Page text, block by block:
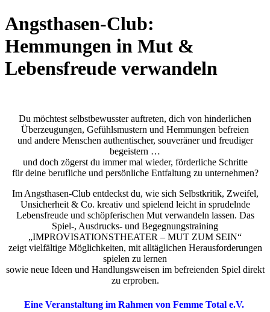
Angsthasen-Club:
Hemmungen in Mut &
Lebensfreude verwandeln
Du möchtest selbstbewusster auftreten, dich von hinderlichen
Überzeugungen, Gefühlsmustern und Hemmungen befreien
und andere Menschen authentischer, souveräner und freudiger
begeistern …
und doch zögerst du immer mal wieder, förderliche Schritte
für deine berufliche und persönliche Entfaltung zu unternehmen?
Im Angsthasen-Club entdeckst du, wie sich Selbstkritik, Zweifel,
Unsicherheit & Co. kreativ und spielend leicht in sprudelnde
Lebensfreude und schöpferischen Mut verwandeln lassen. Das
Spiel-, Ausdrucks- und Begegnungstraining
„IMPROVISATIONSTHEATER – MUT ZUM SEIN“
zeigt vielfältige Möglichkeiten, mit alltäglichen Herausforderungen
spielen zu lernen
sowie neue Ideen und Handlungsweisen im befreienden Spiel direkt
zu erproben.
Eine Veranstaltung im Rahmen von Femme Total e.V.